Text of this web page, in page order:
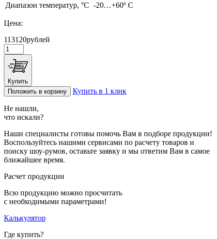
Диапазон температур, °С -20…+60º С
Цена:
113120рублей
Купить
Положить в корзину
Купить в 1 клик
Не нашли,
что искали?
Наши специалисты готовы помочь Вам в подборе продукции!
Воспользуйтесь нашими сервисами по расчету товаров и
поиску шоу-румов, оставьте заявку и мы ответим Вам в самое
ближайшее время.
Расчет продукции
Всю продукцию можно просчитать
с необходимыми параметрами!
Калькулятор
Где купить?